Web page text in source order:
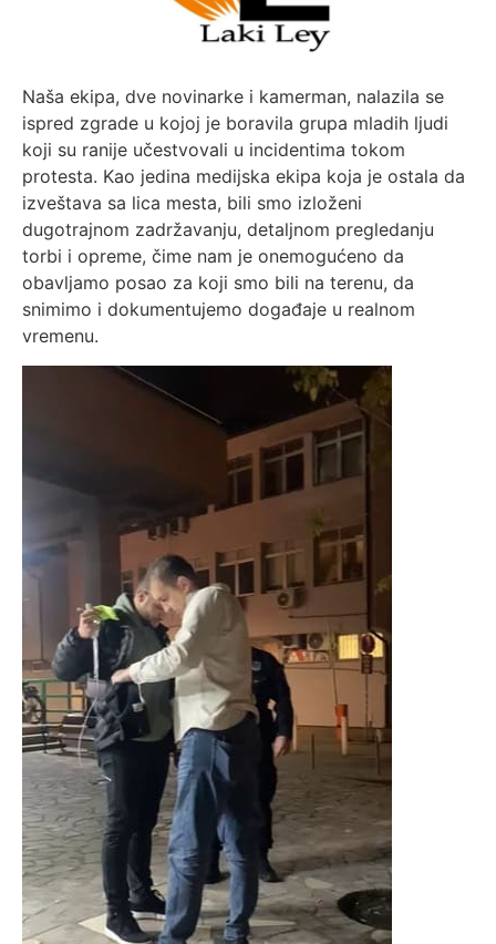
Naša ekipa, dve novinarke i kamerman, nalazila se
ispred zgrade u kojoj je boravila grupa mladih ljudi
koji su ranije učestvovali u incidentima tokom
protesta. Kao jedina medijska ekipa koja je ostala da
izveštava sa lica mesta, bili smo izloženi
dugotrajnom zadržavanju, detaljnom pregledanju
torbi i opreme, čime nam je onemogućeno da
obavljamo posao za koji smo bili na terenu, da
snimimo i dokumentujemo događaje u realnom
vremenu.